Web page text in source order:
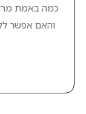
כמה באמת
והאם אפשר